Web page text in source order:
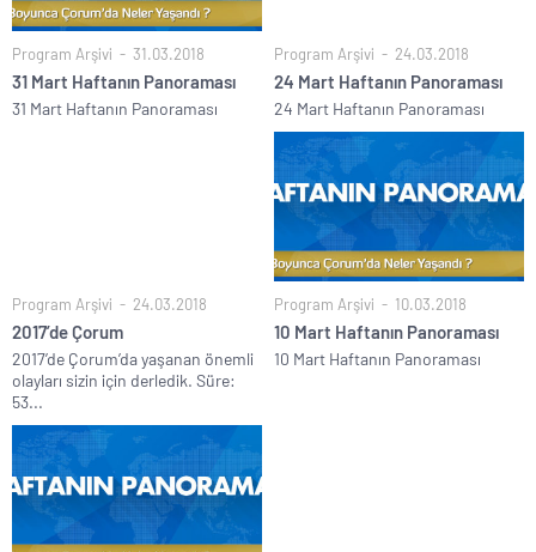
Program Arşivi 31.03.2018
31 Mart Haftanın Panoraması
31 Mart Haftanın Panoraması
Program Arşivi 24.03.2018
24 Mart Haftanın Panoraması
24 Mart Haftanın Panoraması
Program Arşivi 24.03.2018
2017’de Çorum
2017’de Çorum’da yaşanan önemli
olayları sizin için derledik. Süre:
53...
Program Arşivi 10.03.2018
10 Mart Haftanın Panoraması
10 Mart Haftanın Panoraması